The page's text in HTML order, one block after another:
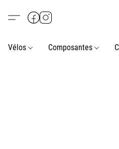
Vélos Composantes